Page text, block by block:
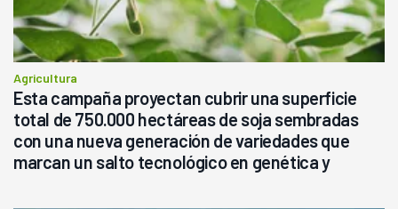
Agricultura
Esta campaña proyectan cubrir una superficie
total de 750.000 hectáreas de soja sembradas
con una nueva generación de variedades que
marcan un salto tecnológico en genética y